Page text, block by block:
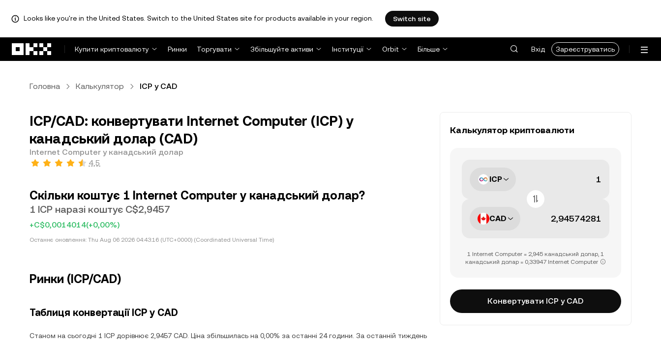
Looks like you're in the United States. Switch to the United States site for products available in your region. Switch site
Купити криптовалюту
Ринки Торгувати Збільшуйте активи Інституції Orbit Більше Вхід Зареєструватись
Головна Калькулятор ICP у CAD
ICP/CAD: конвертувати Internet Computer (ICP) у
канадський долар (CAD)
Internet Computer у канадський долар
4,5
Скільки коштує 1 Internet Computer у канадський долар?
1 ICP наразі коштує C$2,9457
+C$0,0014014(+0,00%)
Останнє оновлення: Thu Aug 06 2026 04:43:16 (UTC+0000) (Coordinated Universal Time)
Ринки (ICP/CAD)
Таблиця конвертації ICP у CAD
Станом на сьогодні 1 ICP дорівнює 2,9457 CAD. Ціна збільшилась на 0,00% за останні 24 години. За останній тиждень
Калькулятор криптовалюти
ICP
CAD
1 Internet Computer = 2,945 канадський долар, 1
канадський долар = 0,33947 Internet Computer
Конвертувати ICP у CAD